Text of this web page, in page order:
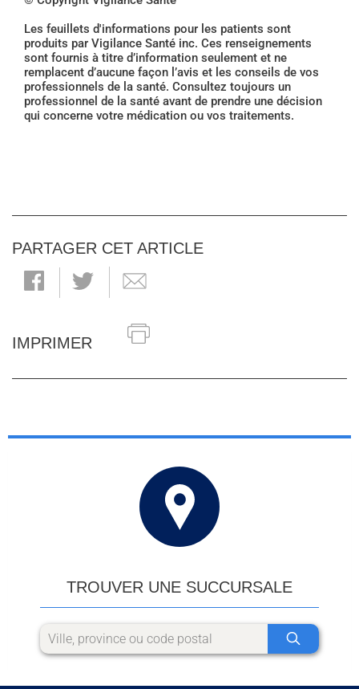
Les feuillets d'informations pour les patients sont
produits par Vigilance Santé inc. Ces renseignements
sont fournis à titre d’information seulement et ne
remplacent d’aucune façon l’avis et les conseils de vos
professionnels de la santé. Consultez toujours un
professionnel de la santé avant de prendre une décision
qui concerne votre médication ou vos traitements.
PARTAGER CET ARTICLE
IMPRIMER
TROUVER UNE SUCCURSALE